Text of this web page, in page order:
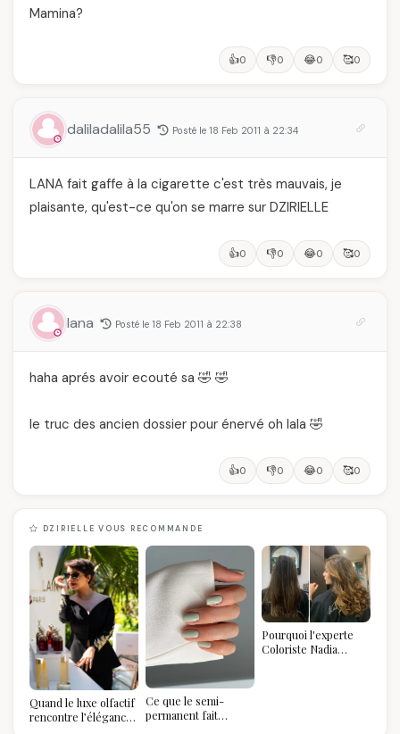
Mamina?
👍0 👎0 😂0 🥰0
daliladalila55 Posté le 18 Feb 2011 à 22:34
LANA fait gaffe à la cigarette c'est très mauvais, je
plaisante, qu'est-ce qu'on se marre sur DZIRIELLE
👍0 👎0 😂0 🥰0
lana Posté le 18 Feb 2011 à 22:38
haha aprés avoir ecouté sa 🤣 🤣
le truc des ancien dossier pour énervé oh lala 🤣
👍0 👎0 😂0 🥰0
DZIRIELLE VOUS RECOMMANDE
Quand le luxe olfactif
rencontre l’élégance
Ce que le semi-
permanent fait
Pourquoi l'experte
Coloriste Nadia